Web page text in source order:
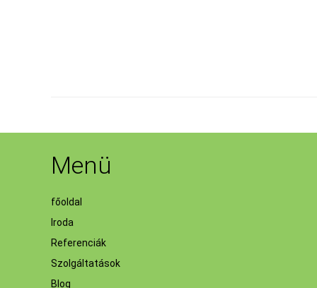
Menü
főoldal
Iroda
Referenciák
Szolgáltatások
Blog